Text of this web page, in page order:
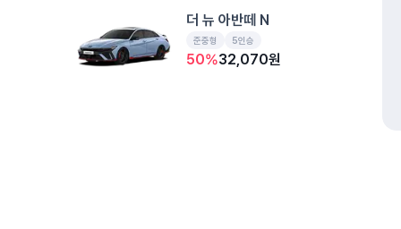
더 뉴 아반떼 N
준중형 5인승
50%32,070원